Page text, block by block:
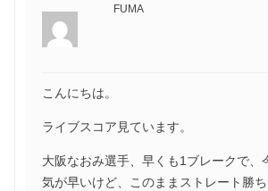
FUMA
こんにちは。
ライブスコア見ています。
大阪なおみ選手、早くも1ブレークで、
気が早いけど、このままストレート勝ち